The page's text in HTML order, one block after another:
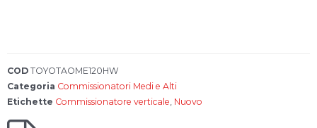
COD TOYOTAOME120HW
Categoria Commissionatori Medi e Alti
Etichette Commissionatore verticale Nuovo